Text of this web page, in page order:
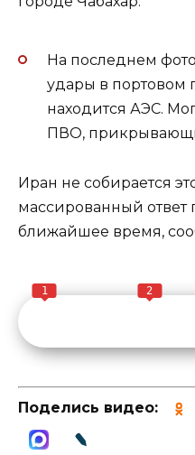
На последнем
удары в портовом
находится АЭС.
ПВО,
Иран не собирается
массированный ответ
ближайшее время,
1 2
Поделись видео: